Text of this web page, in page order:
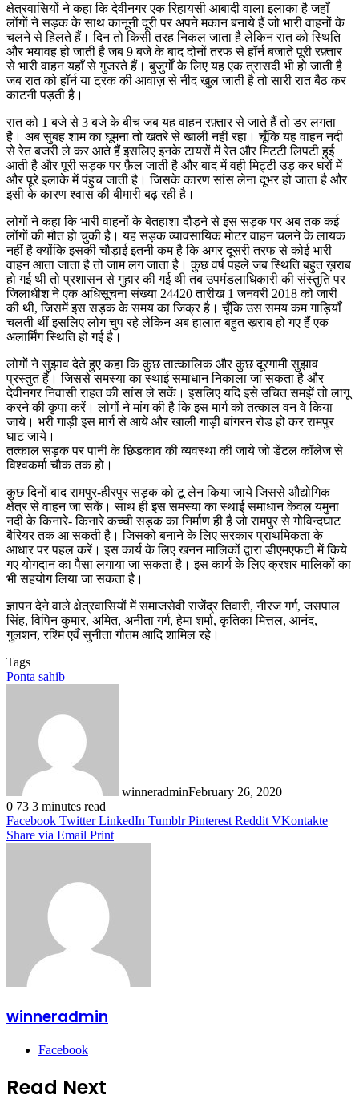
क्षेत्रवासियों ने कहा कि देवीनगर एक रिहायसी आबादी वाला इलाका है जहाँ
लोंगों ने सड़क के साथ कानूनी दूरी पर अपने मकान बनाये हैं जो भारी वाहनों के
चलने से हिलते हैं। दिन तो किसी तरह निकल जाता है लेकिन रात को स्थिति
और भयावह हो जाती है जब 9 बजे के बाद दोनों तरफ से हॉर्न बजाते पूरी रफ़्तार
से भारी वाहन यहाँ से गुजरते हैं। बुजुर्गों के लिए यह एक त्रासदी भी हो जाती है
जब रात को हॉर्न या ट्रक की आवाज़ से नीद खुल जाती है तो सारी रात बैठ कर
काटनी पड़ती है।
रात को 1 बजे से 3 बजे के बीच जब यह वाहन रफ़्तार से जाते हैं तो डर लगता
है। अब सुबह शाम का घूमना तो खतरे से खाली नहीं रहा। चूँकि यह वाहन नदी
से रेत बजरी ले कर आते हैं इसलिए इनके टायरों में रेत और मिटटी लिपटी हुई
आती है और पूरी सड़क पर फ़ैल जाती है और बाद में वही मिट्टी उड़ कर घरों में
और पूरे इलाके में पंहुच जाती है। जिसके कारण सांस लेना दूभर हो जाता है और
इसी के कारण श्वास की बीमारी बढ़ रही है।
लोगों ने कहा कि भारी वाहनों के बेतहाशा दौड़ने से इस सड़क पर अब तक कई
लोंगों की मौत हो चुकी है। यह सड़क व्यावसायिक मोटर वाहन चलने के लायक
नहीं है क्योंकि इसकी चौड़ाई इतनी कम है कि अगर दूसरी तरफ से कोई भारी
वाहन आता जाता है तो जाम लग जाता है। कुछ वर्ष पहले जब स्थिति बहुत ख़राब
हो गई थी तो प्रशासन से गुहार की गई थी तब उपमंडलाधिकारी की संस्तुति पर
जिलाधीश ने एक अधिसूचना संख्या 24420 तारीख 1 जनवरी 2018 को जारी
की थी, जिसमें इस सड़क के समय का जिक्र है। चूँकि उस समय कम गाड़ियाँ
चलती थीं इसलिए लोग चुप रहे लेकिन अब हालात बहुत ख़राब हो गए हैं एक
अलार्मिंग स्थिति हो गई है।
लोगों ने सुझाव देते हुए कहा कि कुछ तात्कालिक और कुछ दूरगामी सुझाव
प्रस्तुत हैं। जिससे समस्या का स्थाई समाधान निकाला जा सकता है और
देवीनगर निवासी राहत की सांस ले सकें। इसलिए यदि इसे उचित समझें तो लागू
करने की कृपा करें। लोगों ने मांग की है कि इस मार्ग को तत्काल वन वे किया
जाये। भरी गाड़ी इस मार्ग से आये और खाली गाड़ी बांगरन रोड हो कर रामपुर
घाट जाये।
तत्काल सड़क पर पानी के छिडकाव की व्यवस्था की जाये जो डेंटल कॉलेज से
विश्वकर्मा चौक तक हो।
कुछ दिनों बाद रामपुर-हीरपुर सड़क को टू लेन किया जाये जिससे औद्योगिक
क्षेत्र से वाहन जा सकें। साथ ही इस समस्या का स्थाई समाधान केवल यमुना
नदी के किनारे- किनारे कच्ची सड़क का निर्माण ही है जो रामपुर से गोविन्दघाट
बैरियर तक आ सकती है। जिसको बनाने के लिए सरकार प्राथमिकता के
आधार पर पहल करें। इस कार्य के लिए खनन मालिकों द्वारा डीएमएफटी में किये
गए योगदान का पैसा लगाया जा सकता है। इस कार्य के लिए क्रशर मालिकों का
भी सहयोग लिया जा सकता है।
ज्ञापन देने वाले क्षेत्रवासियों में समाजसेवी राजेंद्र तिवारी, नीरज गर्ग, जसपाल
सिंह, विपिन कुमार, अमित, अनीता गर्ग, हेमा शर्मा, कृतिका मित्तल, आनंद,
गुलशन, रश्मि एवँ सुनीता गौतम आदि शामिल रहे।
Tags
Ponta sahib
winneradminFebruary 26, 2020
0 73 3 minutes read
Facebook Twitter LinkedIn Tumblr Pinterest Reddit VKontakte
Share via Email Print
winneradmin
Facebook
Read Next